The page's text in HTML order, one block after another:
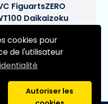
cookies pour
de l'utilisateur
Autoriser les
FiguartsZERO
Daikaizoku
modifications]